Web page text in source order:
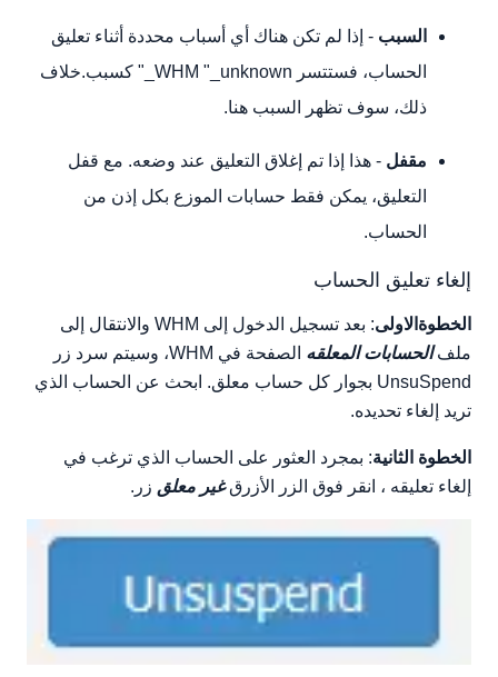
السبب - إذا لم تكن هناك أي أسباب محددة أثناء تعليق
الحساب، فستتسر WHM "_unknown_" كسبب.خلاف
ذلك، سوف تظهر السبب هنا.
مقفل - هذا إذا تم إغلاق التعليق عند وضعه. مع قفل
التعليق، يمكن فقط حسابات الموزع بكل إذن من
الحساب.
إلغاء تعليق الحساب
الخطوةالاولى
: بعد تسجيل الدخول إلى WHM والانتقال إلى
ملفالحسابات المعلقه
الصفحة في WHM، وسيتم سرد زر
UnsuSpend بجوار كل حساب معلق. ابحث عن الحساب الذي
تريد إلغاء تحديده.
الخطوة الثانية: بمجرد العثور على الحساب الذي ترغب في
إلغاء تعليقه ، انقر فوق الزر الأزرقغير معلق زر.